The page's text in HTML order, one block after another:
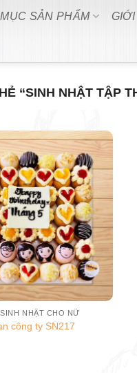
SẢN PHẨM
“SINH NHẬT TẬP
NHẬT CHO NỮ
công ty SN217